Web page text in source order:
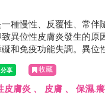
種慢性、反覆性、常伴
異位性皮膚炎發生的原
和免疫功能失調。異位
（一種存在於人體
（ceremide）降低，導致
差、表皮上的細菌過度
收藏
皮膚炎 、 皮膚 、 保濕.癢